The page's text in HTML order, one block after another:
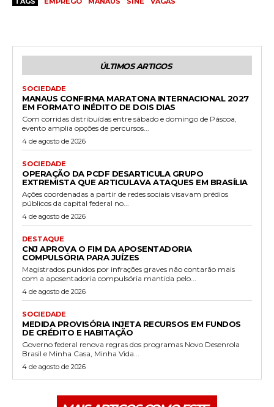
ÚLTIMOS ARTIGOS
SOCIEDADE
MANAUS CONFIRMA MARATONA INTERNACIONAL 2027
EM FORMATO INÉDITO DE DOIS DIAS
Com corridas distribuídas entre sábado e domingo de Páscoa,
evento amplia opções de percursos...
4 de agosto de 2026
SOCIEDADE
OPERAÇÃO DA PCDF DESARTICULA GRUPO
EXTREMISTA QUE ARTICULAVA ATAQUES EM BRASÍLIA
Ações coordenadas a partir de redes sociais visavam prédios
públicos da capital federal no...
4 de agosto de 2026
DESTAQUE
CNJ APROVA O FIM DA APOSENTADORIA
COMPULSÓRIA PARA JUÍZES
Magistrados punidos por infrações graves não contarão mais
com a aposentadoria compulsória mantida pelo...
4 de agosto de 2026
SOCIEDADE
MEDIDA PROVISÓRIA INJETA RECURSOS EM FUNDOS
DE CRÉDITO E HABITAÇÃO
Governo federal renova regras dos programas Novo Desenrola
Brasil e Minha Casa, Minha Vida...
4 de agosto de 2026